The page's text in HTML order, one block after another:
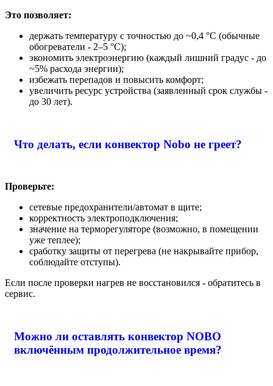
Это позволяет:
держать температуру с точностью до ~0,4 °С (обычные
обогреватели - 2–5 °С);
экономить электроэнергию (каждый лишний градус - до
~5% расхода энергии);
избежать перепадов и повысить комфорт;
увеличить ресурс устройства (заявленный срок службы -
до 30 лет).
Что делать, если конвектор Nobo не греет?
Проверьте:
сетевые предохранители/автомат в щите;
корректность электроподключения;
значение на терморегуляторе (возможно, в помещении
уже теплее);
сработку защиты от перегрева (не накрывайте прибор,
соблюдайте отступы).
Если после проверки нагрев не восстановился - обратитесь в
сервис.
Можно ли оставлять конвектор NOBO
включённым продолжительное время?